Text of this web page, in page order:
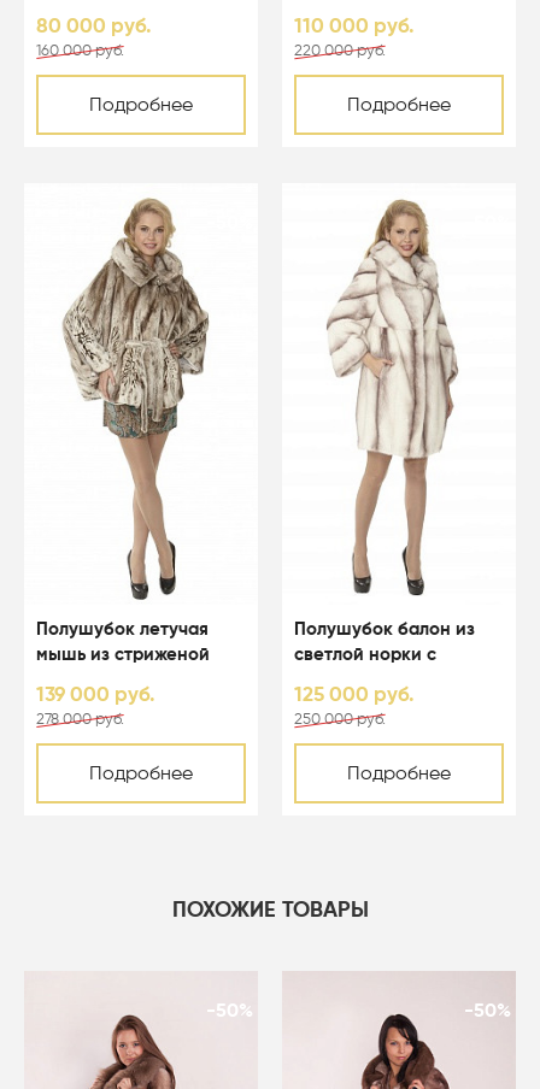
80 000 руб.
160 000 руб.
Подробнее
110 000 руб.
220 000 руб.
Подробнее
Полушубок летучая
мышь из стриженой
капюшоном - 01164
139 000 руб.
278 000 руб.
Подробнее
Полушубок балон из
светлой норки с
125 000 руб.
250 000 руб.
Подробнее
ПОХОЖИЕ ТОВАРЫ
-50% -50%